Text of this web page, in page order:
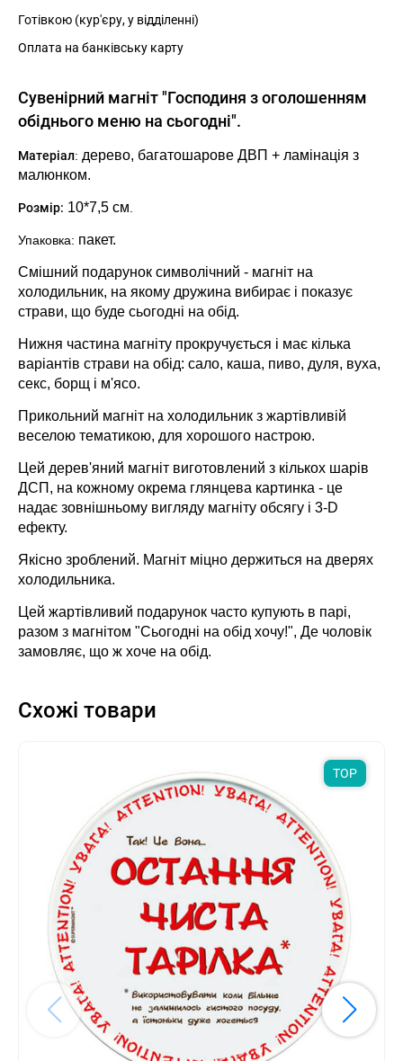
Готівкою (кур'єру, у відділенні)
Оплата на банківську карту
Сувенірний магніт "Господиня з оголошенням
обіднього меню на сьогодні".
Матеріал: дерево, багатошарове ДВП + ламінація з
малюнком.
Розмір: 10*7,5 см
Упаковка: пакет.
Смішний подарунок символічний - магніт на
холодильник, на якому дружина вибирає і показує
страви, що буде сьогодні на обід.
Нижня частина магніту прокручується і має кілька
варіантів страви на обід: сало, каша, пиво, дуля, вуха,
секс, борщ і м'ясо.
Прикольний магніт на холодильник з жартівливій
веселою тематикою, для хорошого настрою.
Цей дерев'яний магніт виготовлений з кількох шарів
ДСП, на кожному окрема глянцева картинка - це
надає зовнішньому вигляду магніту обсягу і 3-D
ефекту.
Якісно зроблений. Магніт міцно держиться на дверях
холодильника.
Цей жартівливий подарунок часто купують в парі,
разом з магнітом "Сьогодні на обід хочу!", Де чоловік
замовляє, що ж хоче на обід.
Схожі товари
TOP